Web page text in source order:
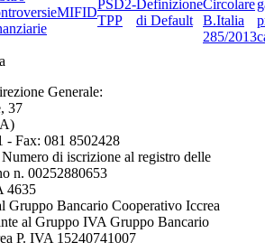
MIFID
PSD2-
TPP
Definizione
di Default
Circolare
B.Italia
285/2013
Generale:
37
- Fax: 081 8502428
di iscrizione al registro delle
n. 00252880653
4635
Gruppo Bancario Cooperativo Iccrea
al Gruppo IVA Gruppo Bancario
P. IVA 15240741007